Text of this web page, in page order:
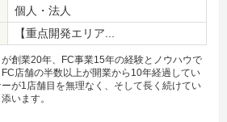
個人・法人
【重点開発エリア...
創業20年、FC事業15年の経験とノウハウで
店舗の半数以上が開業から10年経過してい
が1店舗目を無理なく、そして長く続けてい
います。